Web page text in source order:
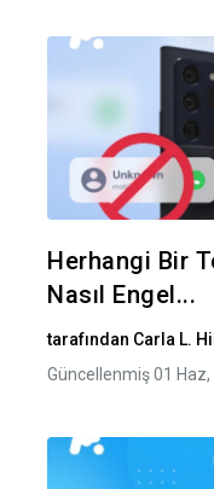
Herhangi Bir
Nasıl Engel...
tarafından Carla L.
Güncellenmiş 01 Haz,